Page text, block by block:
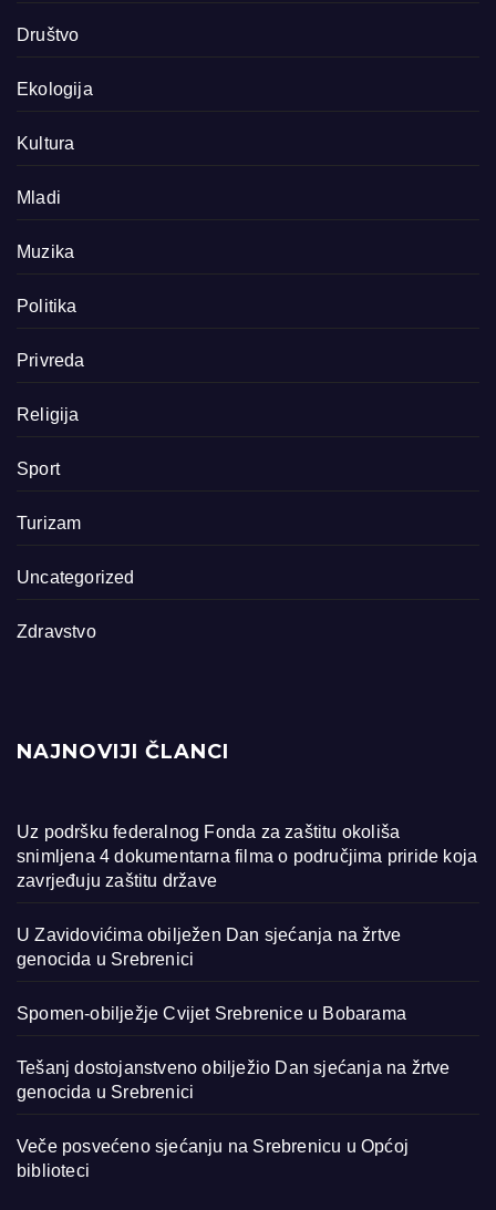
Društvo
Ekologija
Kultura
Mladi
Muzika
Politika
Privreda
Religija
Sport
Turizam
Uncategorized
Zdravstvo
NAJNOVIJI ČLANCI
Uz podršku federalnog Fonda za zaštitu okoliša
snimljena 4 dokumentarna filma o područjima priride koja
zavrjeđuju zaštitu države
U Zavidovićima obilježen Dan sjećanja na žrtve
genocida u Srebrenici
Spomen-obilježje Cvijet Srebrenice u Bobarama
Tešanj dostojanstveno obilježio Dan sjećanja na žrtve
genocida u Srebrenici
Veče posvećeno sjećanju na Srebrenicu u Općoj
biblioteci